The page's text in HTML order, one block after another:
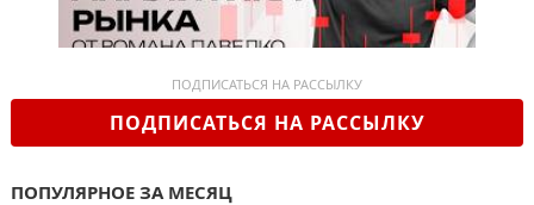
ПОДПИСАТЬСЯ НА РАССЫЛКУ
ПОДПИСАТЬСЯ НА РАССЫЛКУ
ПОПУЛЯРНОЕ ЗА МЕСЯЦ